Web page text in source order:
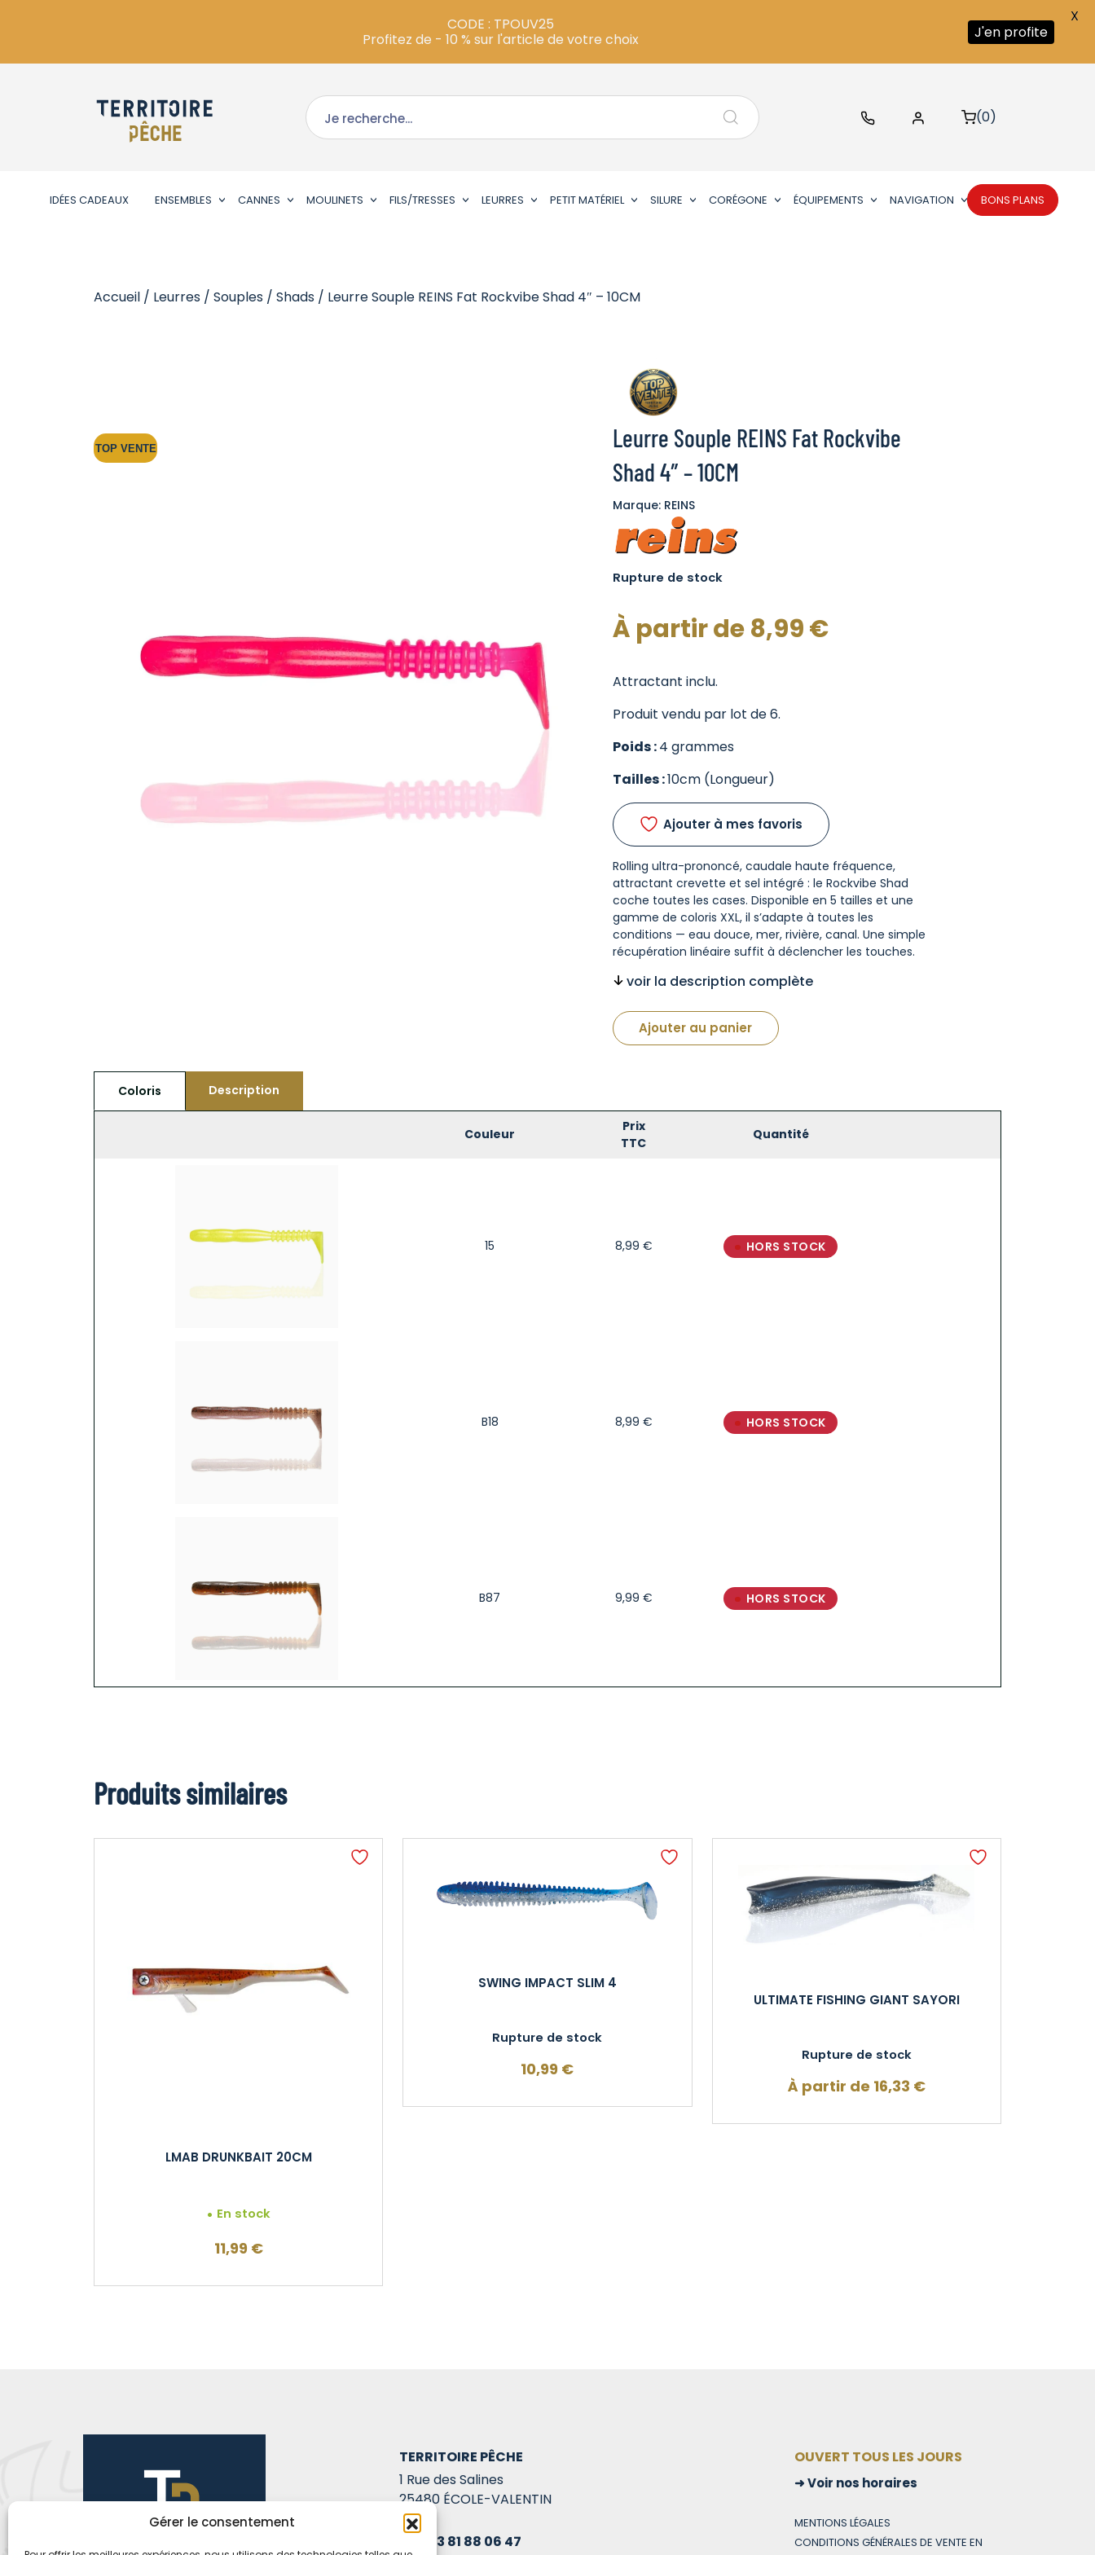
Gérer le consentement
(0)
IDÉES CADEAUX ENSEMBLES CANNES MOULINETS FILS/TRESSES LEURRES PETIT MATÉRIEL SILURE CORÉGONE ÉQUIPEMENTS NAVIGATION BONS PLANS
Accueil / Leurres / Souples / Shads / Leurre Souple REINS Fat Rockvibe Shad 4″ – 10CM
TOP VENTE
Leurre Souple REINS Fat Rockvibe
Shad 4″ – 10CM
Marque: REINS
Rupture de stock
À partir de8,99€
Attractant inclu.
Produit vendu par lot de 6.
Poids :4 grammes
Tailles :10cm (Longueur)
Ajouter à mes favoris
Rolling ultra-prononcé, caudale haute fréquence,
attractant crevette et sel intégré : le Rockvibe Shad
coche toutes les cases. Disponible en 5 tailles et une
gamme de coloris XXL, il s’adapte à toutes les
conditions — eau douce, mer, rivière, canal. Une simple
récupération linéaire suffit à déclencher les touches.
voir la description complète
Ajouter au panier
Coloris Description
Couleur
Prix
TTC
Quantité
15 8,99 € HORS STOCK
B18 8,99 € HORS STOCK
B87 9,99 € HORS STOCK
Produits similaires
LMAB DRUNKBAIT 20CM
En stock
11,99 €
SWING IMPACT SLIM 4
Rupture de stock
10,99 €
ULTIMATE FISHING GIANT SAYORI
Rupture de stock
À partir de 16,33 €
TERRITOIRE PÊCHE
1 Rue des Salines
25480 ÉCOLE-VALENTIN
03 81 88 06 47
OUVERT TOUS LES JOURS
Voir nos horaires
MENTIONS LÉGALES
CONDITIONS GÉNÉRALES DE VENTE EN
CODE : TPOUV25
Profitez de - 10 % sur l'article de votre choix
J'en profite
X